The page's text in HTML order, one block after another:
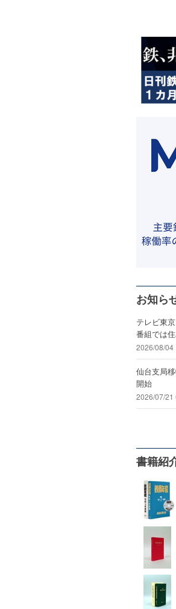
お知ら
テレビ東
番組では
2026/08/04
仙台支局
開始
2026/07/21
書籍紹